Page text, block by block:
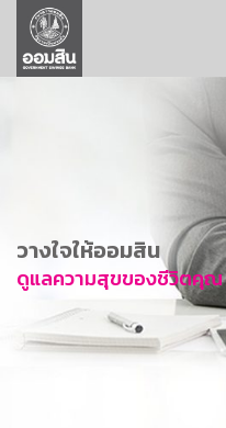
ลูกค้าธุรกิจ
ลูกค้าผู้ประกอบรายย่อย
การพัฒนาที่ยั่งยืน
ข่าวสาร
บริการทางการเงิน
อื่นๆ
วางใจให้ออมสิน
ดูแลความสุขของชีวิตคุณ